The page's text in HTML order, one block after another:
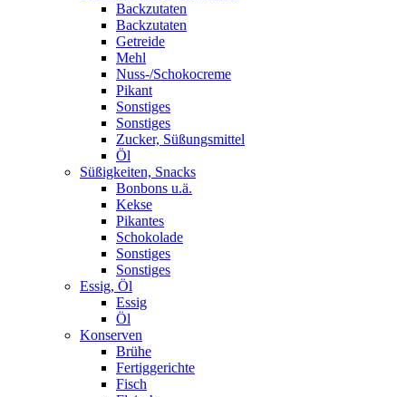
Backzutaten
Backzutaten
Getreide
Mehl
Nuss-/Schokocreme
Pikant
Sonstiges
Sonstiges
Zucker, Süßungsmittel
Öl
Süßigkeiten, Snacks
Bonbons u.ä.
Kekse
Pikantes
Schokolade
Sonstiges
Sonstiges
Essig, Öl
Essig
Öl
Konserven
Brühe
Fertiggerichte
Fisch